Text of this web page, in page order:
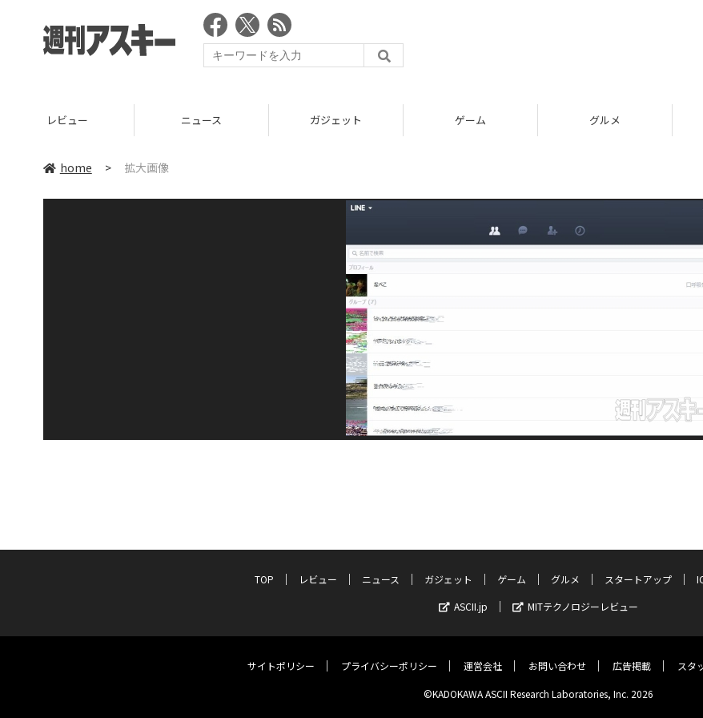
レビュー ニュース ガジェット ゲーム グルメ
home > 拡大画像
TOP レビュー ニュース ガジェット ゲーム グルメ スタートアップ
ASCII.jp
MITテクノロジーレビュー
サイトポリシー プライバシーポリシー 運営会社 お問い合わせ 広告掲載 スタ
©KADOKAWA ASCII Research Laboratories, Inc. 2026